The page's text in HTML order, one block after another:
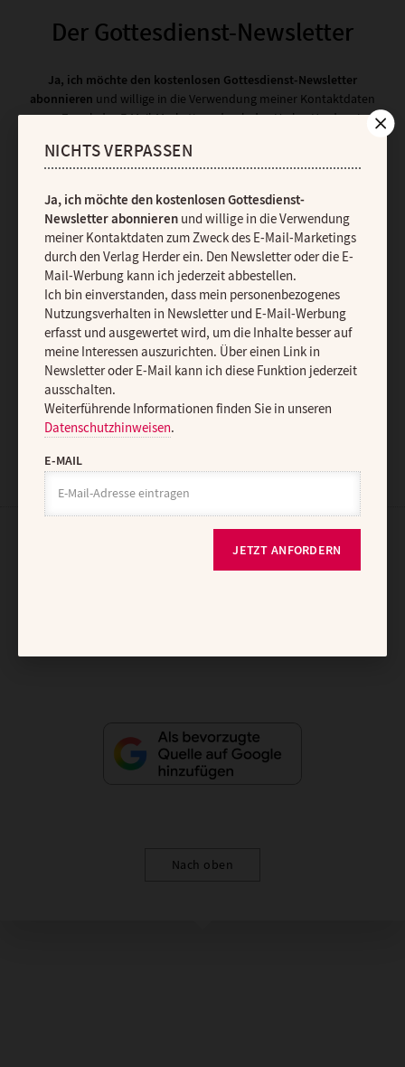
Der Gottesdienst-Newsletter
Ja, ich möchte den kostenlosen Gottesdienst-Newsletter
abonnieren und willige in die Verwendung meiner Kontaktdaten
zum Zweck des E-Mail-Marketings durch den Verlag Herder ein.
abbestellen.
Ich bin einverstanden, dass mein personenbezogenes
ausgewertet wird, um die Inhalte besser auf meine Interessen
auszurichten. Über einen Link in Newsletter oder E-Mail kann ich
diese Funktion jederzeit ausschalten.
Weiterführende Informationen finden Sie in unseren
Datenschutzhinweisen.
E-MAIL
Datenschutz Barrierefreiheit
Nach oben
NICHTS VERPASSEN
Ja, ich möchte den kostenlosen Gottesdienst-
Newsletter abonnierenund willige in die Verwendung
meiner Kontaktdaten zum Zweck des E-Mail-Marketings
durch den Verlag Herder ein. Den Newsletter oder die E-
Mail-Werbung kann ich jederzeit abbestellen.
Ich bin einverstanden, dass mein personenbezogenes
Nutzungsverhalten in Newsletter und E-Mail-Werbung
erfasst und ausgewertet wird, um die Inhalte besser auf
meine Interessen auszurichten. Über einen Link in
Newsletter oder E-Mail kann ich diese Funktion jederzeit
ausschalten.
Weiterführende Informationen finden Sie in unseren
Datenschutzhinweisen.
E-MAIL
JETZT ANFORDERN